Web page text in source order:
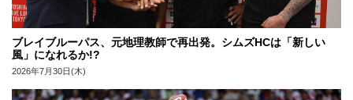
ブレイブルーパス、元地理教師で再出発。シムズHCは「新しい
風」になれるか!?
2026年7月30日(木)